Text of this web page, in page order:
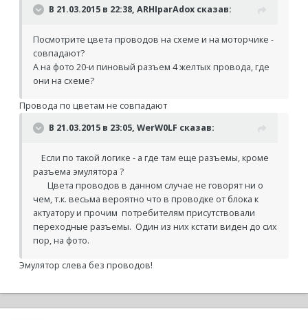
В 21.03.2015 в 22:38, ARHIparAdox сказав:
Посмотрите цвета проводов на схеме и на моторчике -
совпадают?
А на фото 20-и пиновый разъем 4 желтых провода, где
они на схеме?
Провода по цветам не совпадают
В 21.03.2015 в 23:05, WerW0LF сказав:
Если по такой логике - а где там еще разъемы, кроме
разъема эмулятора ?
Цвета проводов в данном случае не говорят ни о
чем, т.к. весьма вероятно что в проводке от блока к
актуатору и прочим потребителям присутствовали
переходные разъемы. Один из них кстати виден до сих
пор, на фото.
Эмулятор слева без проводов!